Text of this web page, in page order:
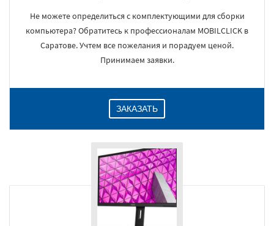
Не можете определиться с комплектующими для сборки
компьютера? Обратитесь к профессионалам MOBILCLICK в
Саратове. Учтем все пожелания и порадуем ценой.
Принимаем заявки.
ЗАКАЗАТЬ